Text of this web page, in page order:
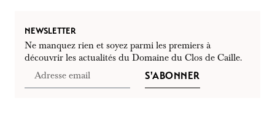
NEWSLETTER
Ne manquez rien et soyez parmi les premiers à
découvrir les actualités du Domaine du Clos de Caille.
S'ABONNER